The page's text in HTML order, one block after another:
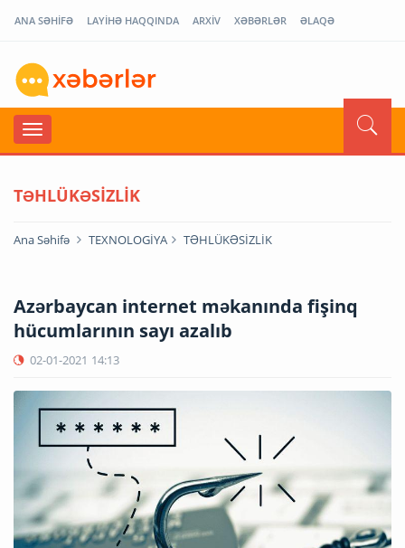
ANA SƏHİFƏ LAYİHƏ HAQQINDA ARXİV XƏBƏRLƏR ƏLAQƏ
TƏHLÜKƏSİZLİK
Ana Səhifə TEXNOLOGİYA TƏHLÜKƏSİZLİK
Azərbaycan internet məkanında fişinq
hücumlarının sayı azalıb
02-01-2021 14:13